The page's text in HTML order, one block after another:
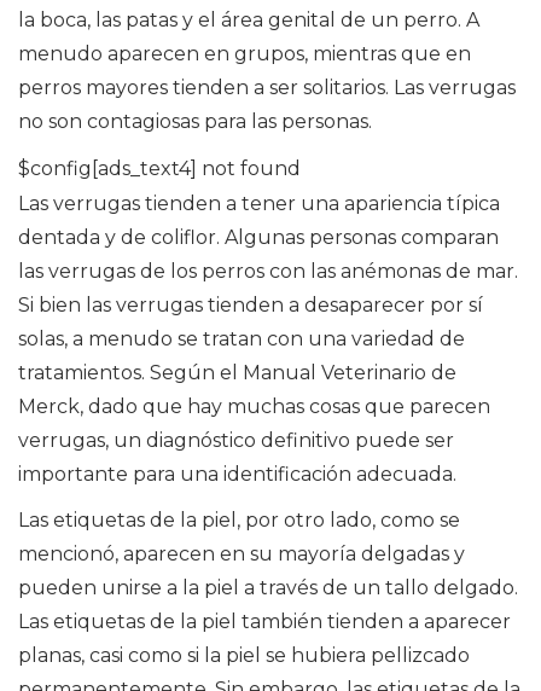
la boca, las patas y el área genital de un perro. A
menudo aparecen en grupos, mientras que en
perros mayores tienden a ser solitarios. Las verrugas
no son contagiosas para las personas.
$config[ads_text4] not found
Las verrugas tienden a tener una apariencia típica
dentada y de coliflor. Algunas personas comparan
las verrugas de los perros con las anémonas de mar.
Si bien las verrugas tienden a desaparecer por sí
solas, a menudo se tratan con una variedad de
tratamientos. Según el Manual Veterinario de
Merck, dado que hay muchas cosas que parecen
verrugas, un diagnóstico definitivo puede ser
importante para una identificación adecuada.
Las etiquetas de la piel, por otro lado, como se
mencionó, aparecen en su mayoría delgadas y
pueden unirse a la piel a través de un tallo delgado.
Las etiquetas de la piel también tienden a aparecer
planas, casi como si la piel se hubiera pellizcado